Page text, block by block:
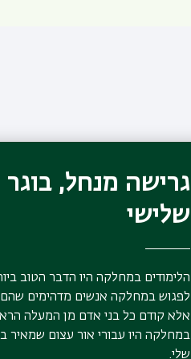
גרישה מנחל,
שלישי
הלימודים במחלקה היו הדבר הטוב
לפגוש במחלקה אנשים מדהימים
אלא קודם כל בני אדם מן המעלה
במחלקה היו עבורי אור עצום שמאיר
שלי.